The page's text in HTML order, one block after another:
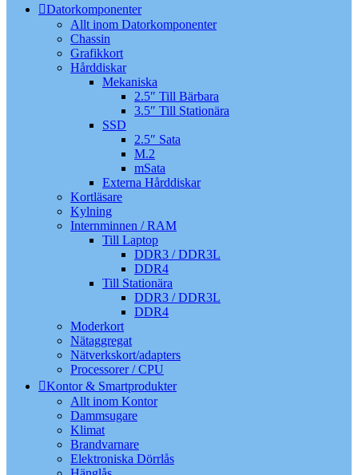
Datorkomponenter
Allt inom Datorkomponenter
Chassin
Grafikkort
Hårddiskar
Mekaniska
2.5″ Till Bärbara
3.5″ Till Stationära
SSD
2.5″ Sata
M.2
mSata
Externa Hårddiskar
Kortläsare
Kylning
Internminnen / RAM
Till Laptop
DDR3 / DDR3L
DDR4
Till Stationära
DDR3 / DDR3L
DDR4
Moderkort
Nätaggregat
Nätverkskort/adapters
Processorer / CPU
Kontor & Smartprodukter
Allt inom Kontor
Dammsugare
Klimat
Brandvarnare
Elektroniska Dörrlås